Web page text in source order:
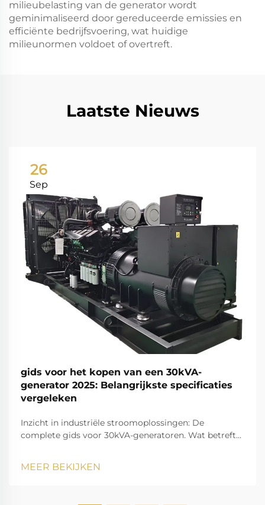
milieubelasting van de generator wordt
geminimaliseerd door gereduceerde emissies en
efficiënte bedrijfsvoering, wat huidige
milieunormen voldoet of overtreft.
Laatste Nieuws
26
Sep
gids voor het kopen van een 30kVA-
generator 2025: Belangrijkste specificaties
vergeleken
Inzicht in industriële stroomoplossingen: De
complete gids voor 30kVA-generatoren. Wat betreft
upsysteem is een 30kVA-generator een veelzijdige
MEER BEKIJKEN